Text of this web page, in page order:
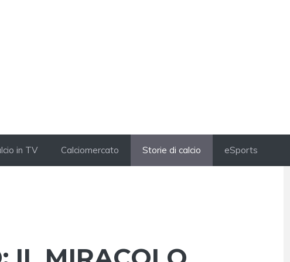
in TV Calciomercato Storie di calcio eSports